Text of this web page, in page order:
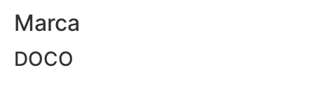
Marca
DOCO